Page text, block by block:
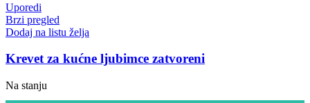
Uporedi
Brzi pregled
Dodaj na listu želja
Krevet za kućne ljubimce zatvoreni
Na stanju